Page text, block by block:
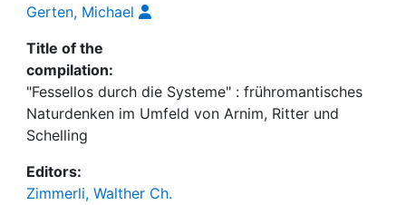
Gerten, Michael
Title of the
compilation:
"Fessellos durch die Systeme" : frühromantisches
Naturdenken im Umfeld von Arnim, Ritter und
Schelling
Editors:
Zimmerli, Walther Ch.